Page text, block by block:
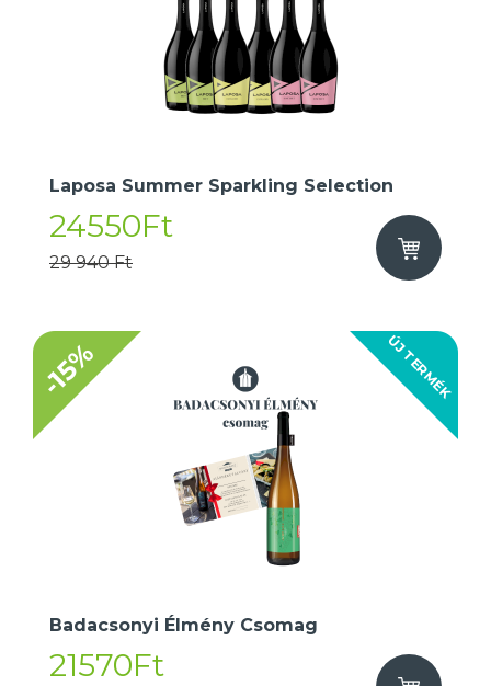
Laposa Summer Sparkling Selection
24550Ft
29 940 Ft
ÚJ TERMÉK
-15%
Badacsonyi Élmény Csomag
21570Ft